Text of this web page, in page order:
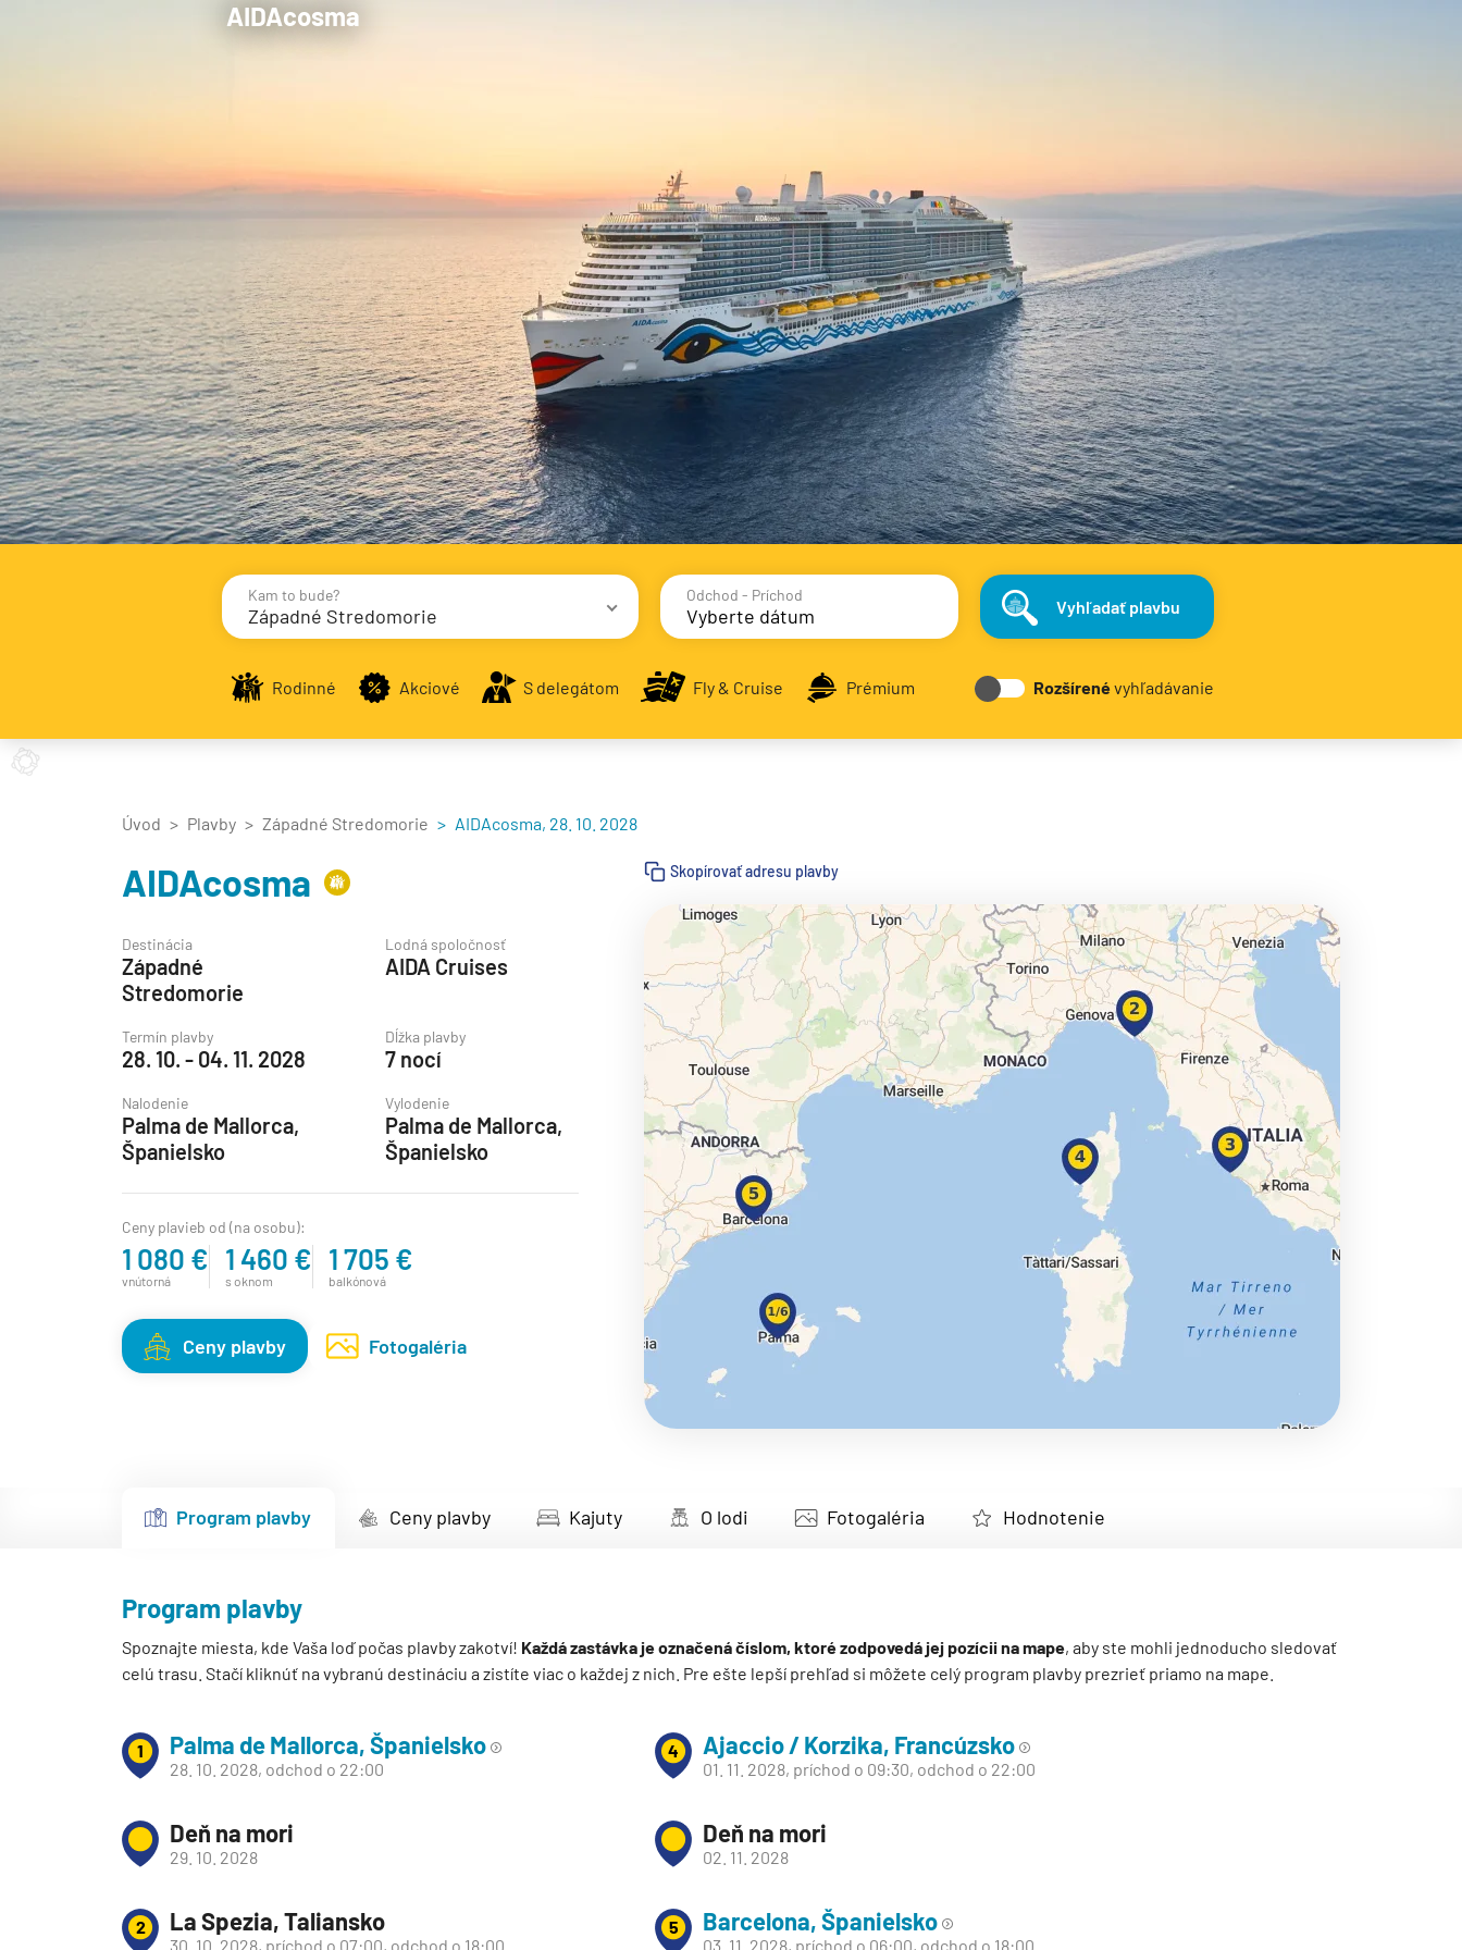
AIDAcosma
Kam to bude?
Západné Stredomorie
Destinácie Prístavy
Stredomorie
Východné Stredomorie
Západné Stredomorie
Severná Európa
Island
Nórske fjordy a Pobaltie
Severná Európa
Severozápadná Európa
Britské ostrovy a Írsko
Severozápadná Európa
Kanárske ostrovy, Madeira a Maroko
Karibik a Stredná Amerika
Bermudy
Južný Karibik
Kalifornia a Mexiko
Východný Karibik
Severná Amerika
Západné pobrežie USA
Odchod - Príchod
Vyhľadať plavbu
Rodinné Akciové S delegátom Fly & Cruise Prémium Rozšírenévyhľadávanie
Úvod Plavby Západné Stredomorie AIDAcosma, 28. 10. 2028
AIDAcosma
Destinácia
Západné
Stredomorie
Lodná spoločnosť
AIDA Cruises
Termín plavby
28. 10. - 04. 11. 2028
Dĺžka plavby
7 nocí
Nalodenie
Palma de Mallorca,
Španielsko
Vylodenie
Palma de Mallorca,
Španielsko
Ceny plavieb od (na osobu):
1 080 €
vnútorná
1 460 €
s oknom
1 705 €
balkónová
Ceny plavby Fotogaléria
Skopírovať adresu plavby
Program plavby Ceny plavby Kajuty O lodi Fotogaléria Hodnotenie
Program plavby
Spoznajte miesta, kde Vaša loď počas plavby zakotví! Každá zastávka je označená číslom, ktoré zodpovedá jej pozícii na mape, aby ste mohli jednoducho sledovať
celú trasu. Stačí kliknúť na vybranú destináciu a zistíte viac o každej z nich. Pre ešte lepší prehľad si môžete celý program plavby prezrieť priamo na mape.
1 Palma de Mallorca, Španielsko
28. 10. 2028, odchod o 22:00
Deň na mori
29. 10. 2028
2 La Spezia, Taliansko
30. 10. 2028, príchod o 07:00, odchod o 18:00
4 Ajaccio / Korzika, Francúzsko
01. 11. 2028, príchod o 09:30, odchod o 22:00
Deň na mori
02. 11. 2028
5 Barcelona, Španielsko
03. 11. 2028, príchod o 06:00, odchod o 18:00